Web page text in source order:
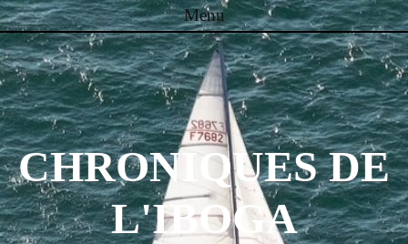
Menu
Skip to content
CHRONIQUES DE
L'IBOGA